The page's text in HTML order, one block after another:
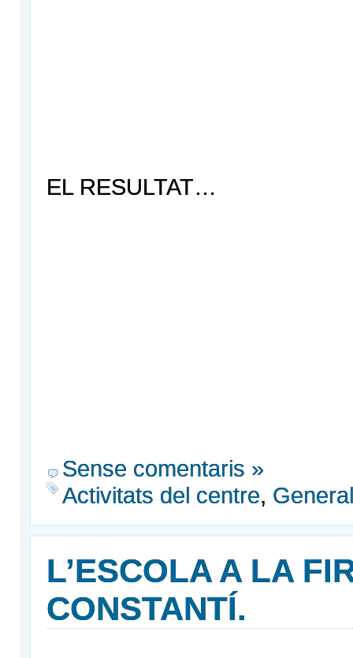
EL RESULTAT…
Sense comentaris »
Activitats del centre, General
L’ESCOLA A LA
CONSTANTÍ.